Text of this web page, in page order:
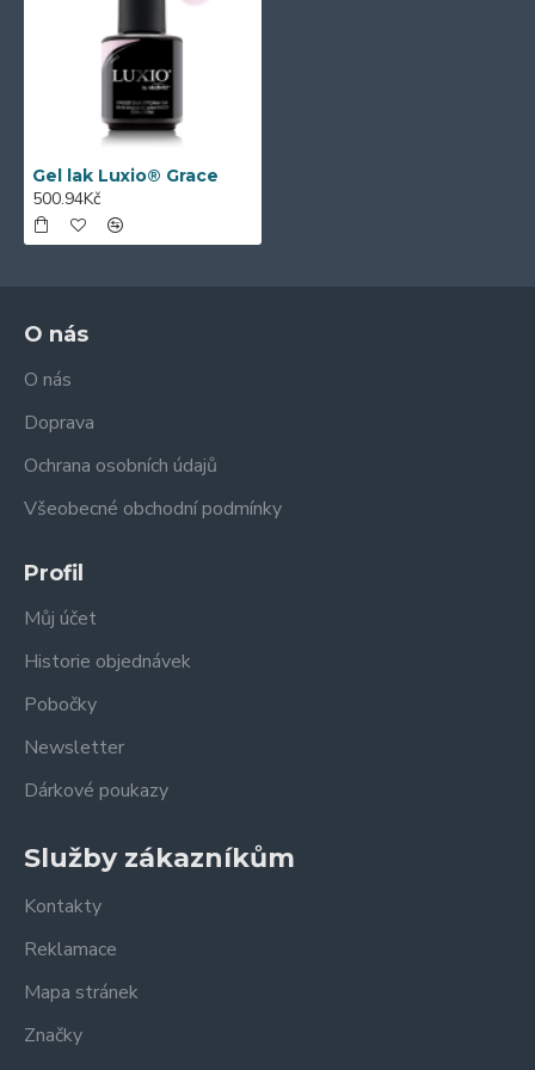
Gel lak Luxio® Grace
500.94Kč
O nás
O nás
Doprava
Ochrana osobních údajů
Všeobecné obchodní podmínky
Profil
Můj účet
Historie objednávek
Pobočky
Newsletter
Dárkové poukazy
Služby zákazníkům
Kontakty
Reklamace
Mapa stránek
Značky